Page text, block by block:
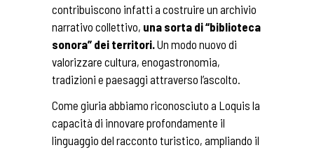
contribuiscono infatti a costruire un archivio
narrativo collettivo, una sorta di “biblioteca
sonora” dei territori.Un modo nuovo di
valorizzare cultura, enogastronomia,
tradizioni e paesaggi attraverso l’ascolto.
Come giuria abbiamo riconosciuto a Loquis la
capacità di innovare profondamente il
linguaggio del racconto turistico, ampliando il